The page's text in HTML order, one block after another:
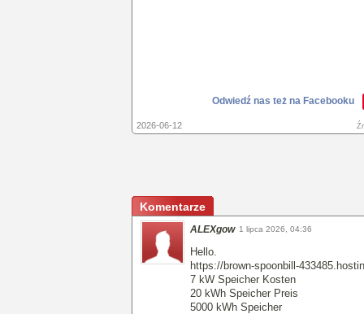
Odwiedź nas też na Facebooku
2026-06-12
Komentarze
ALEXgow 1 lipca 2026, 04:36
Hello.
https://brown-spoonbill-
7 kW Speicher Kosten
20 kWh Speicher Preis
5000 kWh Speicher